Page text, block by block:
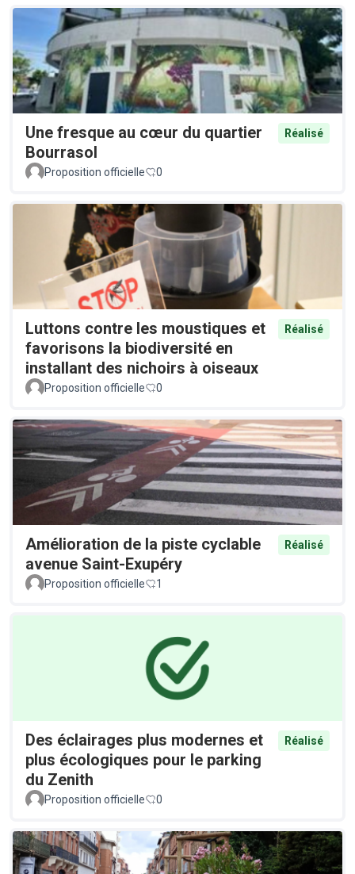
Une fresque au cœur du quartier
Bourrasol
Réalisé
Proposition officielle 0
Luttons contre les moustiques et
favorisons la biodiversité en
installant des nichoirs à oiseaux
Réalisé
Proposition officielle 0
Amélioration de la piste cyclable
avenue Saint-Exupéry
Réalisé
Proposition officielle 1
Des éclairages plus modernes et
plus écologiques pour le parking
du Zenith
Réalisé
Proposition officielle 0